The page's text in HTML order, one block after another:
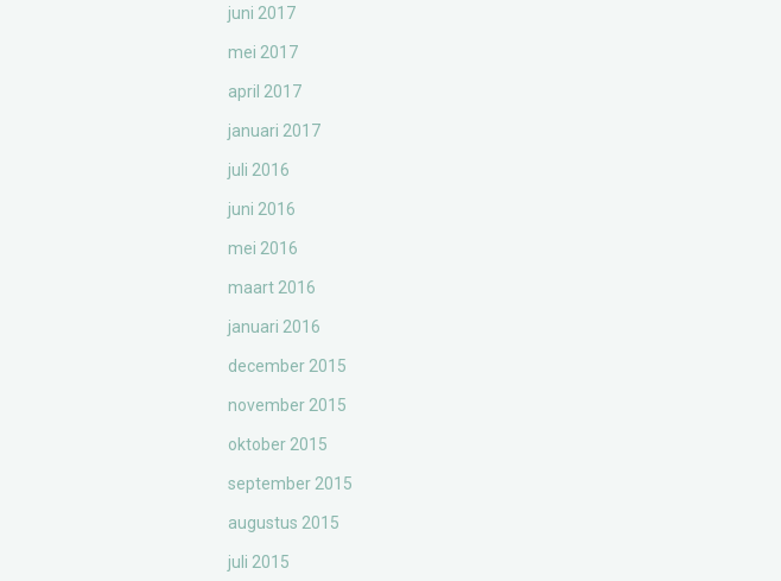
juni 2017
mei 2017
april 2017
januari 2017
juli 2016
juni 2016
mei 2016
maart 2016
januari 2016
december 2015
november 2015
oktober 2015
september 2015
augustus 2015
juli 2015